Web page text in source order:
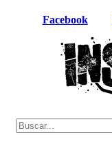
Facebook